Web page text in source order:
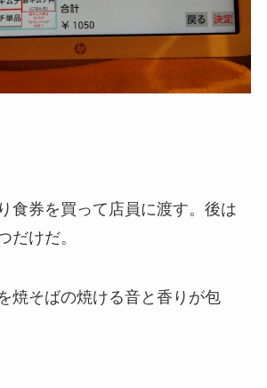
食券を買って店員に渡す。後は
だけだ。
焼そばの焼ける音と香りが包